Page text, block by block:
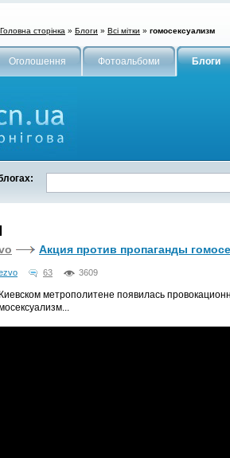
Головна сторінка » Блоги » Всі мітки » гомосексуализм
Оголошення Фотоальбоми Блоги
Акция против пропаганды
63 3609
метрополитене появилась